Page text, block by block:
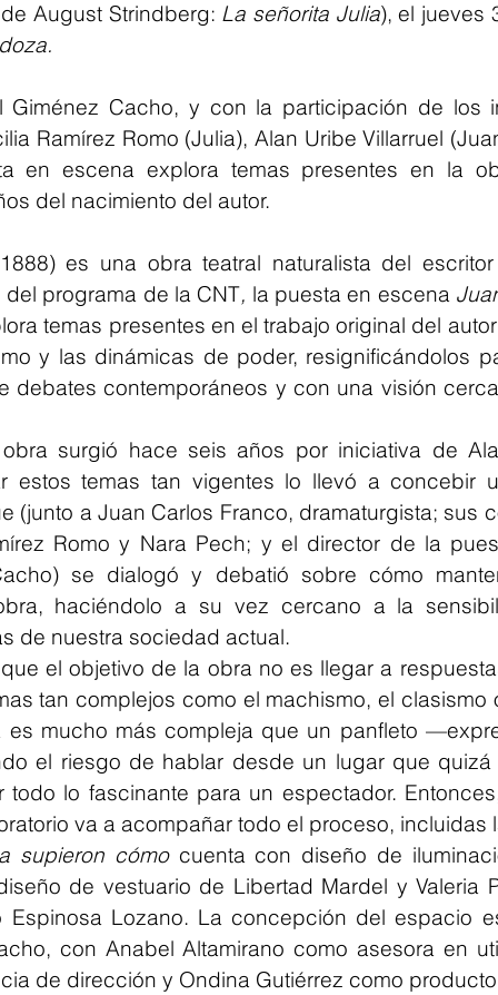
August Strindberg: La señorita Julia), el jueves
Giménez Cacho, y con la participación de los
Ramírez Romo (Julia), Alan Uribe Villarruel
en escena explora temas presentes en la
del nacimiento del autor.
es una obra teatral naturalista del
programa de la CNT, la puesta en escena
temas presentes en el trabajo original del autor
y las dinámicas de poder, resignificándolos
debates contemporáneos y con una visión
surgió hace seis años por iniciativa de
estos temas tan vigentes lo llevó a concebir
(junto a Juan Carlos Franco, dramaturgista; sus
Romo y Nara Pech; y el director de la
se dialogó y debatió sobre cómo
haciéndolo a su vez cercano a la
de nuestra sociedad actual.
el objetivo de la obra no es llegar a
tan complejos como el machismo, el clasismo
es mucho más compleja que un panfleto
el riesgo de hablar desde un lugar que
lo fascinante para un espectador.
va a acompañar todo el proceso, incluidas
supieron cómo cuenta con diseño de
de vestuario de Libertad Mardel y Valeria
Espinosa Lozano. La concepción del espacio
con Anabel Altamirano como asesora en
de dirección y Ondina Gutiérrez como